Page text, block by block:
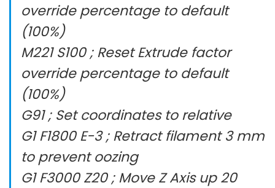
override percentage to default
(100%)
M221 S100 ; Reset Extrude factor
override percentage to default
(100%)
G91 ; Set coordinates to relative
G1 F1800 E-3 ; Retract filament 3 mm
to prevent oozing
G1 F3000 Z20 ; Move Z Axis up 20